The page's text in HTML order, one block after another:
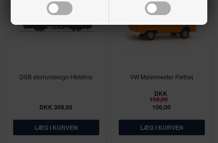
DSB storrumsvogn Hbbillns
DKK 309,00
VW Malermester Flethøj
DKK
159,00
100,00